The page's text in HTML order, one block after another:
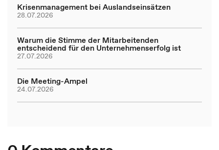
Krisenmanagement bei Auslandseinsätzen
28.07.2026
Warum die Stimme der Mitarbeitenden
entscheidend für den Unternehmenserfolg ist
27.07.2026
Die Meeting-Ampel
24.07.2026